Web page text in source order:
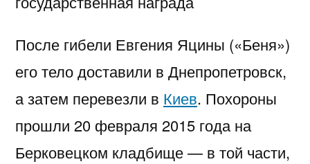
После гибели Евгения Яцины («Беня»)
его тело доставили в Днепропетровск,
а затем перевезли в Киев. Похороны
прошли 20 февраля 2015 года на
Берковецком кладбище — в той части,